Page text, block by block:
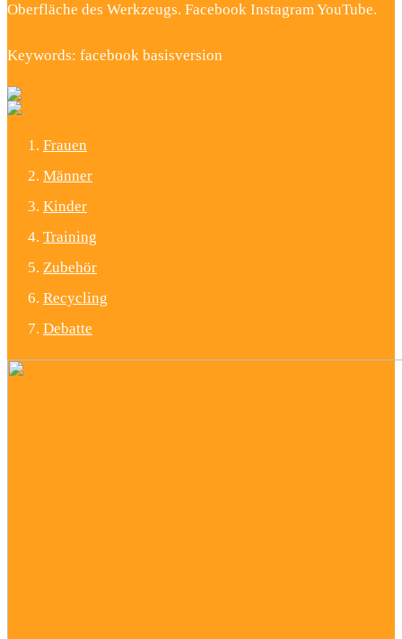
Oberfläche des Werkzeugs. Facebook Instagram YouTube.
Keywords: facebook basisversion
Frauen
Männer
Kinder
Training
Zubehör
Recycling
Debatte